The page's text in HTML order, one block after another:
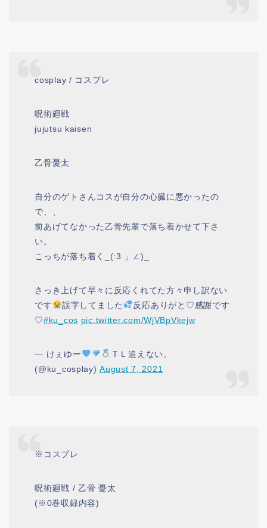
cosplay / コスプレ
呪術廻戦
jujutsu kaisen
乙骨憂太
自分のゲトさんコスが自分の心臓に悪かったの
で、、
前あげてなかった乙骨先輩で落ち着かせて下さ
い。
こっちが落ち着く_(:3 」∠)_
さっき上げて早々に反応くれてた方々申し訳ない
です
誤字してました
反応ありがと♡感謝です
♡#ku_cos pic.twitter.com/WjVBpVkejw
— けぇゆー
ＴＬ追えない。
(@ku_cosplay)August 7, 2021
※コスプレ
呪術廻戦 / 乙骨 憂太
(※0巻収録内容)